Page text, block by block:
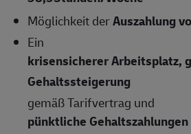
Möglichkeit derAuszahlung
Ein
krisensicherer Arbeitsplatz,
Gehaltssteigerung
gemäß Tarifvertrag und
pünktliche Gehaltszahlungen